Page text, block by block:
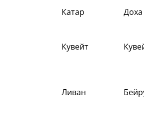
Катар
Доха
Кувейт
Ливан